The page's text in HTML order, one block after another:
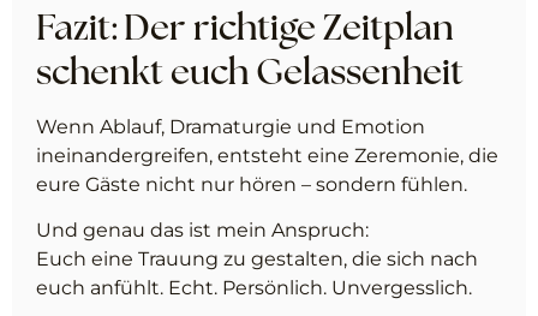
Fazit: Der richtige Zeitplan
schenkt euch Gelassenheit
Wenn Ablauf, Dramaturgie und Emotion
ineinandergreifen, entsteht eine Zeremonie, die
eure Gäste nicht nur hören – sondern fühlen.
Und genau das ist mein Anspruch:
Euch eine Trauung zu gestalten, die sich nach
euch anfühlt. Echt. Persönlich. Unvergesslich.